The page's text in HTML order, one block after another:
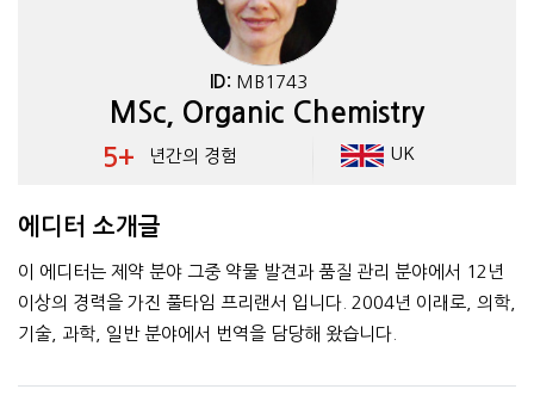
ID: MB1743
MSc, Organic Chemistry
5+ 년간의 경험 UK
에디터 소개글
이 에디터는 제약 분야 그중 약물 발견과 품질 관리 분야에서 12년
이상의 경력을 가진 풀타임 프리랜서 입니다. 2004년 이래로, 의학,
기술, 과학, 일반 분야에서 번역을 담당해 왔습니다.